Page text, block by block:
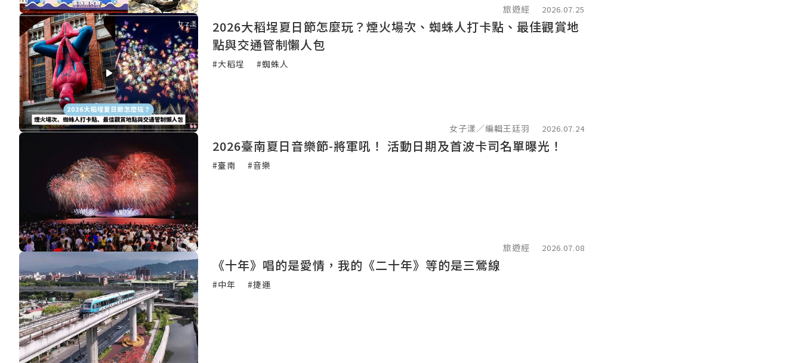
旅遊經 2026.07.25
2026大稻埕夏日節怎麼玩？煙火場次、蜘蛛人打卡點、最佳觀賞地
點與交通管制懶人包
#大稻埕 #蜘蛛人
女子漾／編輯王廷羽 2026.07.24
2026臺南夏日音樂節-將軍吼！ 活動日期及首波卡司名單曝光！
#臺南 #音樂
旅遊經 2026.07.08
《十年》唱的是愛情，我的《二十年》等的是三鶯線
#中年 #捷運